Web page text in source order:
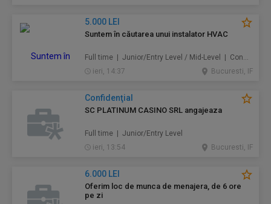
5.000 LEI
Suntem în căutarea unui instalator HVAC
Full time | Junior/Entry Level / Mid-Level | Construcţii / Amenajări
ieri, 14:37
Bucuresti, IF
Confidenţial
SC PLATINUM CASINO SRL angajeaza
Full time | Junior/Entry Level
ieri, 13:54
Bucuresti, IF
6.000 LEI
Oferim loc de munca de menajera, de 6 ore
pe zi